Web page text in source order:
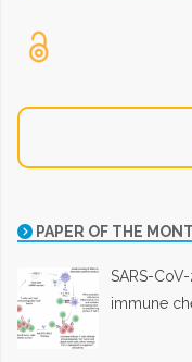
PAPER OF THE
SARS-
immune